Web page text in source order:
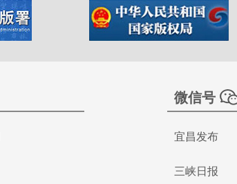
微信号
宜昌发布
三峡日报